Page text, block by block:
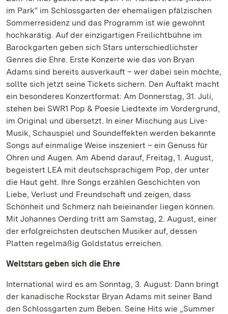
im Park“ im Schlossgarten der ehemaligen pfälzischen
Sommerresidenz und das Programm ist wie gewohnt
hochkarätig. Auf der einzigartigen Freilichtbühne im
Barockgarten geben sich Stars unterschiedlichster
Genres die Ehre. Erste Konzerte wie das von Bryan
Adams sind bereits ausverkauft – wer dabei sein möchte,
sollte sich jetzt seine Tickets sichern. Den Auftakt macht
ein besonderes Konzertformat: Am Donnerstag, 31. Juli,
stehen bei SWR1 Pop & Poesie Liedtexte im Vordergrund,
im Original und übersetzt. In einer Mischung aus Live-
Musik, Schauspiel und Soundeffekten werden bekannte
Songs auf einmalige Weise inszeniert – ein Genuss für
Ohren und Augen. Am Abend darauf, Freitag, 1. August,
begeistert LEA mit deutschsprachigem Pop, der unter
die Haut geht. Ihre Songs erzählen Geschichten von
Liebe, Verlust und Freundschaft und zeigen, dass
Schönheit und Schmerz nah beieinander liegen können.
Mit Johannes Oerding tritt am Samstag, 2. August, einer
der erfolgreichsten deutschen Musiker auf, dessen
Platten regelmäßig Goldstatus erreichen.
Weltstars geben sich die Ehre
International wird es am Sonntag, 3. August: Dann bringt
der kanadische Rockstar Bryan Adams mit seiner Band
den Schlossgarten zum Beben. Seine Hits wie „Summer